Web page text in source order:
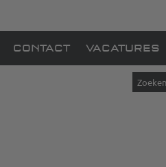
CONTACT VACATURES